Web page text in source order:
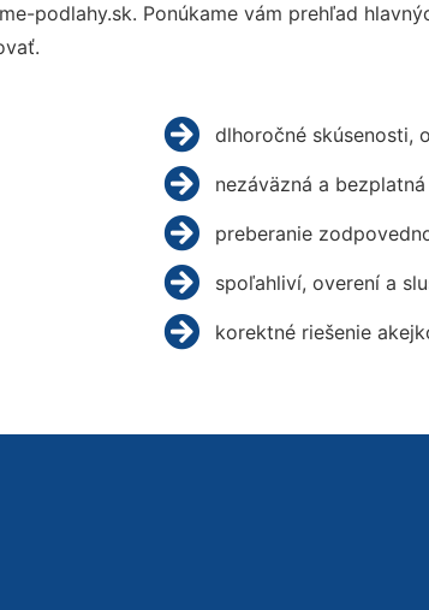
podlahy.sk. Ponúkame vám prehľad
dlhoročné skúsenosti,
nezáväzná a
preberanie
spoľahliví, overení a
korektné riešenie